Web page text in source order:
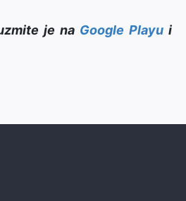
je na Google Playui